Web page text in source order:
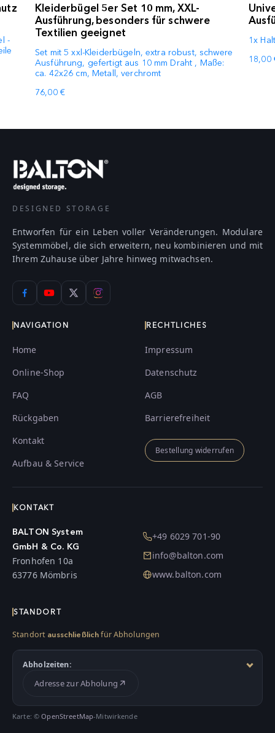
-
Kleiderbügel 5er Set 10 mm, XXL-
Ausführung, besonders für schwere
Textilien geeignet
Set mit 5 xxl-Kleiderbügeln, extra robust, schwere
Ausführung, gefertigt aus 10 mm Draht , Maße:
ca. 42x26 cm, Metall, verchromt
76,00 €
1x
18,00
DESIGNED STORAGE
Entworfen für ein Leben voller Veränderungen. Modulare
Systemmöbel, die sich erweitern, neu kombinieren und mit
Ihrem Zuhause über Jahre hinweg mitwachsen.
NAVIGATION
Home
Online-Shop
FAQ
Rückgaben
Kontakt
Aufbau & Service
RECHTLICHES
Impressum
Datenschutz
AGB
Barrierefreiheit
Bestellung widerrufen
KONTAKT
BALTON System
GmbH & Co. KG
Fronhofen 10a
63776 Mömbris
+49 6029 701-90
info@balton.com
www.balton.com
STANDORT
Standort ausschließlich für Abholungen
Abholzeiten:
Adresse zur Abholung
Karte: ©OpenStreetMap-Mitwirkende